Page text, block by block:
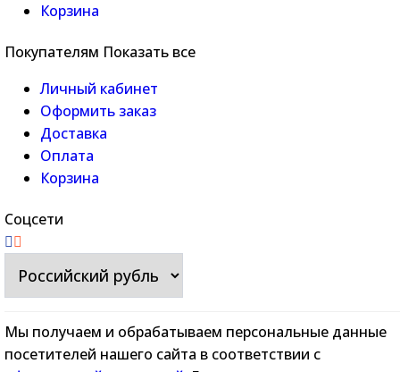
Корзина
Покупателям Показать все
Личный кабинет
Оформить заказ
Доставка
Оплата
Корзина
Соцсети
Мы получаем и обрабатываем персональные данные
посетителей нашего сайта в соответствии с